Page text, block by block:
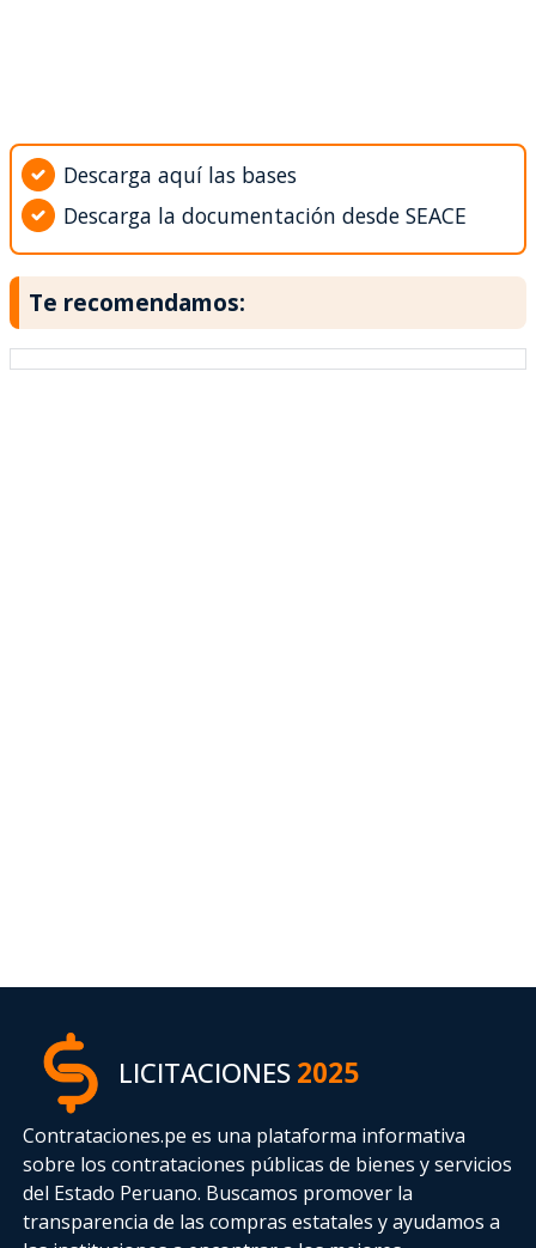
Descarga aquí las bases
Descarga la documentación desde SEACE
Te recomendamos:
LICITACIONES2025
Contrataciones.pe es una plataforma informativa
sobre los contrataciones públicas de bienes y servicios
del Estado Peruano. Buscamos promover la
transparencia de las compras estatalesy ayudamos a